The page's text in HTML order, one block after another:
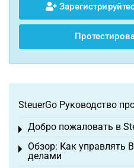
SteuerGo Руководство
Добро пожаловать в
Toggle menu
Обзор: Как управлять
делами
Toggle menu